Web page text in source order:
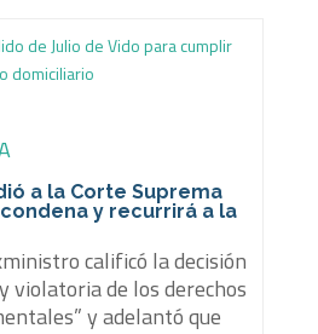
a la Corte Suprema
y recurrirá a la
calificó la decisión
violatoria de los derechos
y adelantó que